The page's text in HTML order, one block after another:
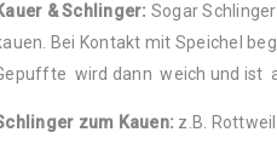
& Schlinger: Sogar
Bei Kontakt mit Speichel
wird dann weich und ist
zum Kauen: z.B.